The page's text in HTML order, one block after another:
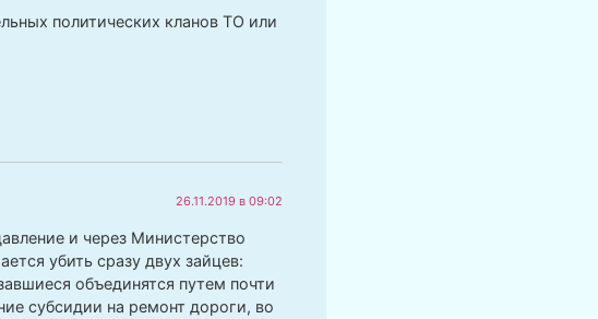
политических кланов ТО или
26.11.2019 в 09:02
и через Министерство
убить сразу двух зайцев:
объединятся путем почти
субсидии на ремонт дороги, во